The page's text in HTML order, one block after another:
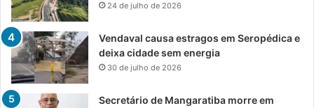
24 de julho de 2026
Vendaval causa estragos em Seropédica e
deixa cidade sem energia
30 de julho de 2026
Secretário de Mangaratiba morre em